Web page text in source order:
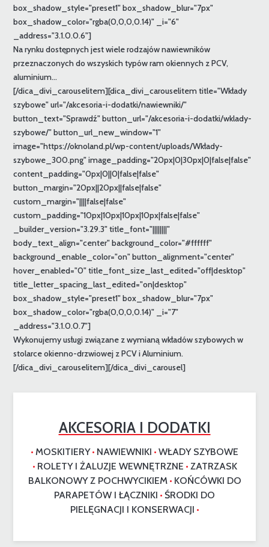
box_shadow_style="preset1" box_shadow_blur="7px"
box_shadow_color="rgba(0,0,0,0.14)" _i="6"
_address="3.1.0.0.6"]
Na rynku dostępnych jest wiele rodzajów nawiewników
przeznaczonych do wszyskich typów ram okiennych z PCV,
aluminium...
[/dica_divi_carouselitem][dica_divi_carouselitem title="Wkłady
szybowe" url="/akcesoria-i-dodatki/nawiewniki/"
button_text="Sprawdź" button_url="/akcesoria-i-dodatki/wklady-
szybowe/" button_url_new_window="1"
image="https://oknoland.pl/wp-content/uploads/Wkłady-
szybowe_300.png" image_padding="20px|0|30px|0|false|false"
content_padding="0px|0||0|false|false"
button_margin="20px||20px||false|false"
custom_margin="||||false|false"
custom_padding="10px|10px|10px|10px|false|false"
_builder_version="3.29.3" title_font="||||||||"
body_text_align="center" background_color="#ffffff"
background_enable_color="on" button_alignment="center"
hover_enabled="0" title_font_size_last_edited="off|desktop"
title_letter_spacing_last_edited="on|desktop"
box_shadow_style="preset1" box_shadow_blur="7px"
box_shadow_color="rgba(0,0,0,0.14)" _i="7"
_address="3.1.0.0.7"]
Wykonujemy usługi związane z wymianą wkładów szybowych w
stolarce okienno-drzwiowej z PCV i Aluminium.
[/dica_divi_carouselitem][/dica_divi_carousel]
AKCESORIA I DODATKI
• MOSKITIERY• NAWIEWNIKI • WŁADY SZYBOWE
• ROLETY I ŻALUZJE WEWNĘTRZNE • ZATRZASK
BALKONOWY Z POCHWYCIKIEM• KOŃCÓWKI DO
PARAPETÓW I ŁĄCZNIKI • ŚRODKI DO
PIELĘGNACJI I KONSERWACJI •